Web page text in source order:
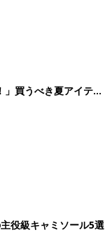
買うべき夏アイテム
役級キャミソール5選